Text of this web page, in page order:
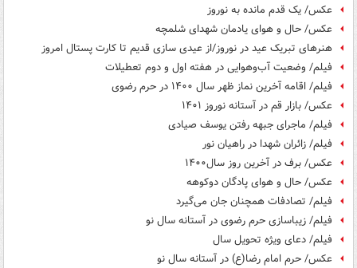
عکس/ یک قدم مانده به نوروز
عکس/ حال و هوای یادمان شهدای شلمچه
هنرهای تبریک عید در نوروز/از عیدی سازی قدیم تا کارت پستال امروز
فیلم/ وضعیت آب‌وهوایی در هفته اول و دوم تعطیلات
فیلم/ اقامه آخرین نماز ظهر سال ۱۴۰۰ در حرم رضوی
عکس/ بازار قم در آستانه نوروز ۱۴۰۱
فیلم/ ماجرای جبهه رفتن یوسف صیادی
فیلم/ زائران شهدا در راهیان نور
عکس/ برف در آخرین روز سال۱۴۰۰
عکس/ حال و هوای پادگان دوکوهه
فیلم/ تصادفات همچنان جان می‌گیرد
فیلم/ زیباسازی حرم رضوی در آستانه سال نو
فیلم/ دعای ویژه تحویل سال
عکس/ حرم امام رضا(ع) در آستانه سال نو